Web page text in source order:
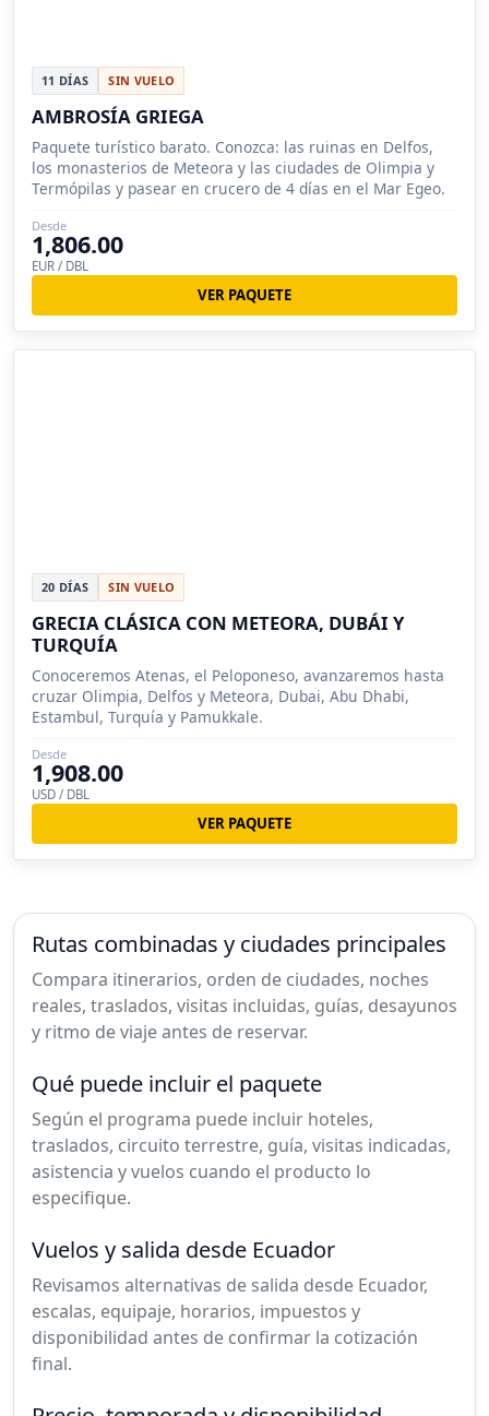
11 DÍAS SIN VUELO
AMBROSÍA GRIEGA
Paquete turístico barato. Conozca: las ruinas en Delfos,
los monasterios de Meteora y las ciudades de Olimpia y
Termópilas y pasear en crucero de 4 días en el Mar Egeo.
Desde
1,806.00
EUR / DBL
VER PAQUETE
20 DÍAS SIN VUELO
GRECIA CLÁSICA CON METEORA, DUBÁI Y
TURQUÍA
Conoceremos Atenas, el Peloponeso, avanzaremos hasta
cruzar Olimpia, Delfos y Meteora, Dubai, Abu Dhabi,
Estambul, Turquía y Pamukkale.
Desde
1,908.00
USD / DBL
VER PAQUETE
Rutas combinadas y ciudades principales
Compara itinerarios, orden de ciudades, noches
reales, traslados, visitas incluidas, guías, desayunos
y ritmo de viaje antes de reservar.
Qué puede incluir el paquete
Según el programa puede incluir hoteles,
traslados, circuito terrestre, guía, visitas indicadas,
asistencia y vuelos cuando el producto lo
especifique.
Vuelos y salida desde Ecuador
Revisamos alternativas de salida desde Ecuador,
escalas, equipaje, horarios, impuestos y
disponibilidad antes de confirmar la cotización
final.